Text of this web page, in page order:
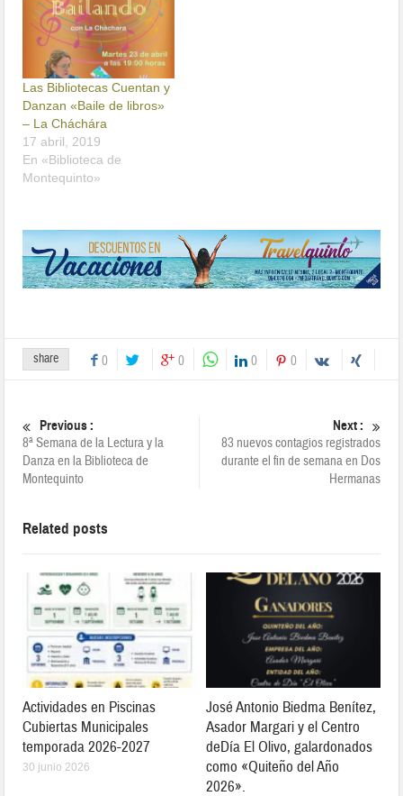
Las Bibliotecas Cuentan y
Danzan «Baile de libros»
– La Cháchára
17 abril, 2019
En «Biblioteca de
Montequinto»
share 0 0 0 0
Previous :
8ª Semana de la Lectura y la
Danza en la Biblioteca de
Montequinto
Next :
83 nuevos contagios registrados
durante el fin de semana en Dos
Hermanas
Related posts
Actividades en Piscinas
Cubiertas Municipales
temporada 2026-2027
30 junio 2026
José Antonio Biedma Benítez,
Asador Margari y el Centro
deDía El Olivo, galardonados
como «Quiteño del Año
2026».